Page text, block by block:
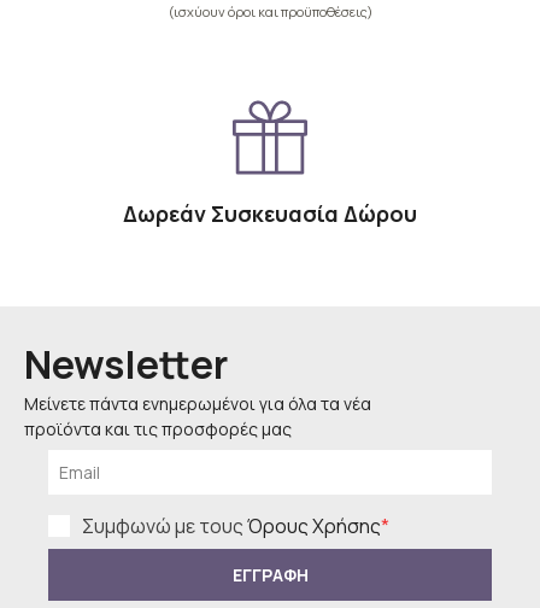
(ισχύουν όροι και προϋποθέσεις)
Δωρεάν Συσκευασία Δώρου
Newsletter
Μείνετε πάντα ενημερωμένοι για όλα τα νέα
προϊόντα και τις προσφορές μας
Συμφωνώ με τουςΌρους Χρήσης*
ΕΓΓΡΑΦΗ